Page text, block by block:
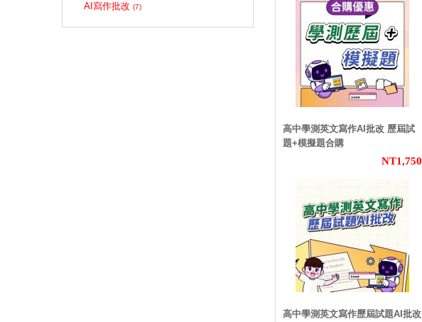
AI寫作批改 (7)
高中學測英文寫作AI批改 歷屆試
題+模擬題合購
NT1,750
高中學測英文寫作歷屆試題AI批改